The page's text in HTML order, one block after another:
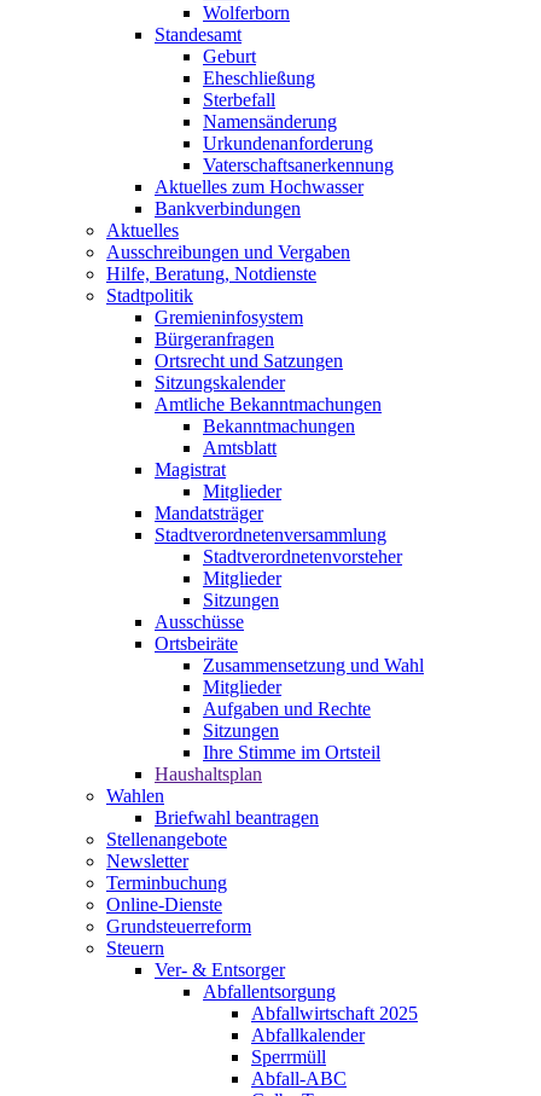
Wolferborn
Standesamt
Geburt
Eheschließung
Sterbefall
Namensänderung
Urkundenanforderung
Vaterschaftsanerkennung
Aktuelles zum Hochwasser
Bankverbindungen
Aktuelles
Ausschreibungen und Vergaben
Hilfe, Beratung, Notdienste
Stadtpolitik
Gremieninfosystem
Bürgeranfragen
Ortsrecht und Satzungen
Sitzungskalender
Amtliche Bekanntmachungen
Bekanntmachungen
Amtsblatt
Magistrat
Mitglieder
Mandatsträger
Stadtverordnetenversammlung
Stadtverordnetenvorsteher
Mitglieder
Sitzungen
Ausschüsse
Ortsbeiräte
Zusammensetzung und Wahl
Mitglieder
Aufgaben und Rechte
Sitzungen
Ihre Stimme im Ortsteil
Haushaltsplan
Wahlen
Briefwahl beantragen
Stellenangebote
Newsletter
Terminbuchung
Online-Dienste
Grundsteuerreform
Steuern
Ver- & Entsorger
Abfallentsorgung
Abfallwirtschaft 2025
Abfallkalender
Sperrmüll
Abfall-ABC